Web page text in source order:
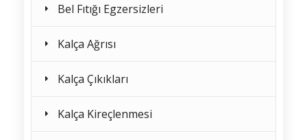
Bel Fıtığı Egzersizleri
Kalça Ağrısı
Kalça Çıkıkları
Kalça Kireçlenmesi